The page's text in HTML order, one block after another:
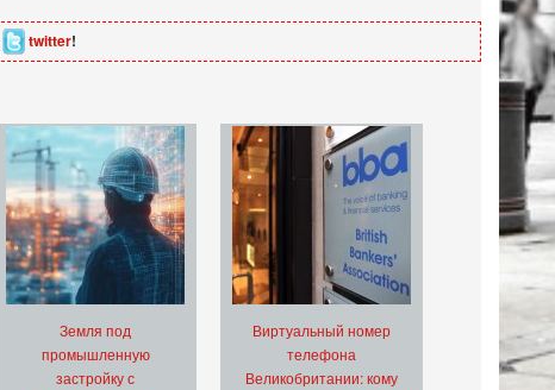
twitter!
Земля под
промышленную
застройку с
Виртуальный номер
телефона
Великобритании: кому